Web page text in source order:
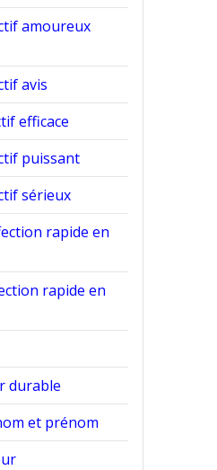
amoureux
avis
efficace
puissant
sérieux
rapide en
rapide en
durable
et prénom